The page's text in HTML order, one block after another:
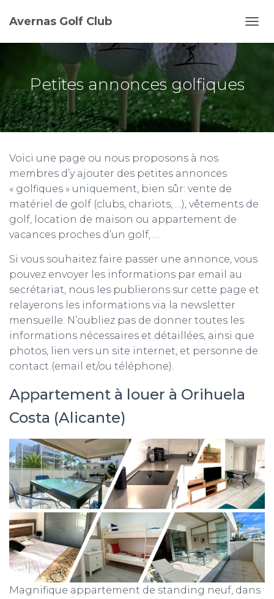
Avernas Golf Club
É
T
Petites annonces golfiques
Voici une page ou nous proposons à nos
membres d’y ajouter des petites annonces
« golfiques » uniquement, bien sûr: vente de
matériel de golf (clubs, chariots, …), vêtements de
golf, location de maison ou appartement de
vacances proches d’un golf, …
Si vous souhaitez faire passer une annonce, vous
pouvez envoyer les informations par email au
secrétariat, nous les publierons sur cette page et
relayerons les informations via la newsletter
mensuelle. N’oubliez pas de donner toutes les
informations nécessaires et détaillées, ainsi que
photos, lien vers un site internet, et personne de
contact (email et/ou téléphone).
Appartement à louer à Orihuela
Costa (Alicante)
Magnifique appartement de standing neuf, dans